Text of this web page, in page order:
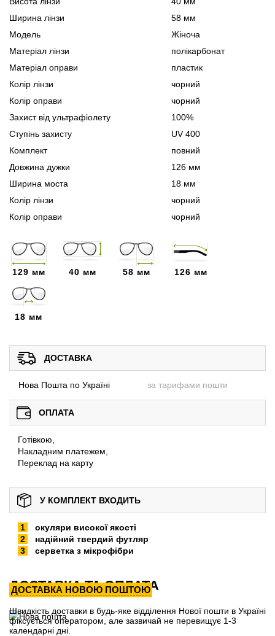
Ширина лінзи
58 мм
Модель
Жіноча
Матеріал лінзи
полікарбонат
Матеріал оправи
пластик
Колір лінзи
чорний
Колір оправи
чорний
Захист від ультрафіолету
100%
Ступінь захисту
UV 400
Комплект
повний
Довжина дужки
126 мм
Ширина моста
18 мм
Колір лінзи
чорний
Колір оправи
чорний
129 мм 40 мм 58 мм 126 мм
18 мм
ДОСТАВКА
Нова Пошта по Україні за тарифами пошти
ОПЛАТА
Готівкою,
Накладним платежем,
Переклад на карту
У КОМПЛЕКТ ВХОДИТЬ
окуляри високої якості
надійний твердий футляр
серветка з мікрофібри
ДОСТАВКА ТА ОПЛАТА
ДОСТАВКА НОВОЮ ПОШТОЮ
Швидкість доставки в будь-яке відділення Нової пошти в Україні
фіксується оператором, але зазвичай не перевищує 1-3
календарні дні.